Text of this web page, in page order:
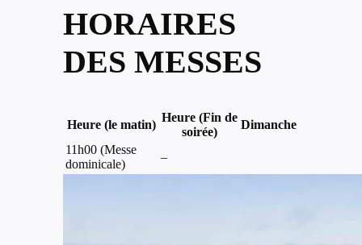
HORAIRES
DES MESSES
Heure (le matin)
Heure (Fin de
soirée)
Dimanche
11h00 (Messe
dominicale)
–